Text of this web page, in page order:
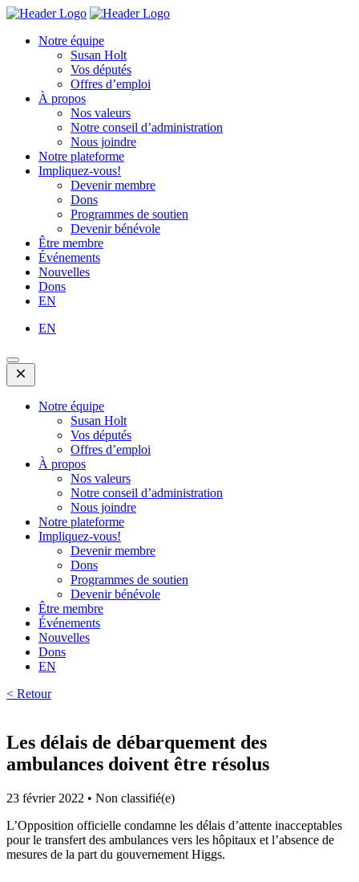
Skip
content
Homepage
Homepage
Notre équipe
Susan Holt
Vos députés
Offres d’emploi
À propos
Nos valeurs
Notre conseil d’administration
Nous joindre
Notre plateforme
Impliquez-vous!
Devenir membre
Dons
Programmes de soutien
Devenir bénévole
Être membre
Événements
Nouvelles
Dons
EN
EN
Open
Mobile
Menu
Notre équipe
Susan Holt
Vos députés
Offres d’emploi
À propos
Nos valeurs
Notre conseil d’administration
Nous joindre
Notre plateforme
Impliquez-vous!
Devenir membre
Dons
Programmes de soutien
Devenir bénévole
Être membre
Événements
Nouvelles
Dons
EN
< Retour
Les délais de débarquement des
ambulances doivent être résolus
23 février 2022 • Non classifié(e)
L’Opposition officielle condamne les délais d’attente inacceptables
pour le transfert des ambulances vers les hôpitaux et l’absence de
mesures de la part du gouvernement Higgs.